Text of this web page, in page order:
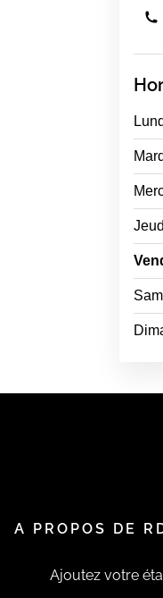
A PROPOS DE
Ajoutez votre